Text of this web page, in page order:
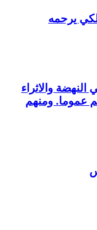
يرحمه
والاثراء
عموما. ومنهم